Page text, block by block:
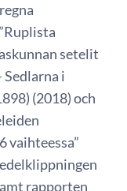
setelit
i
(2018) och
vaihteessa”
rapporten